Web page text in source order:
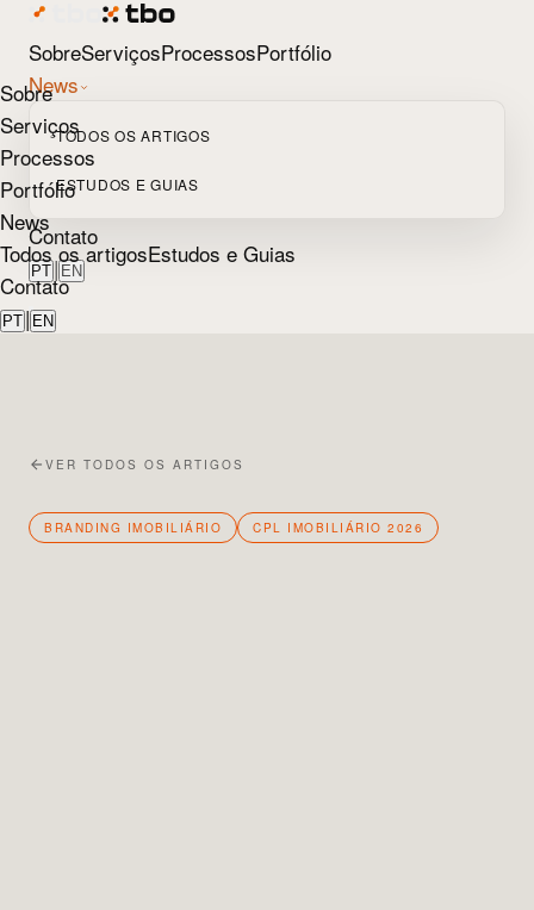
SobreServiçosProcessosPortfólio
News
TODOS OS ARTIGOS
ESTUDOS E GUIAS
Contato
PT | EN
Sobre
Serviços
Processos
Portfólio
News
Todos os artigosEstudos e Guias
Contato
PT | EN
VER TODOS OS ARTIGOS
BRANDING IMOBILIÁRIO CPL IMOBILIÁRIO 2026